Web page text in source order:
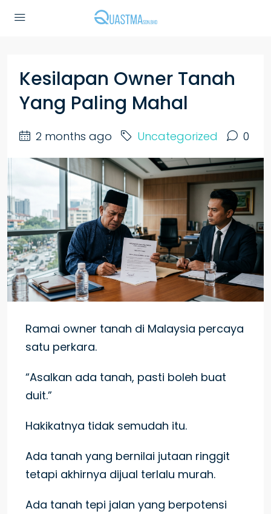
Kesilapan Owner Tanah
Yang Paling Mahal
2 months ago Uncategorized 0
Ramai owner tanah di Malaysia percaya
satu perkara.
“Asalkan ada tanah, pasti boleh buat
duit.”
Hakikatnya tidak semudah itu.
Ada tanah yang bernilai jutaan ringgit
tetapi akhirnya dijual terlalu murah.
Ada tanah tepi jalan yang berpotensi